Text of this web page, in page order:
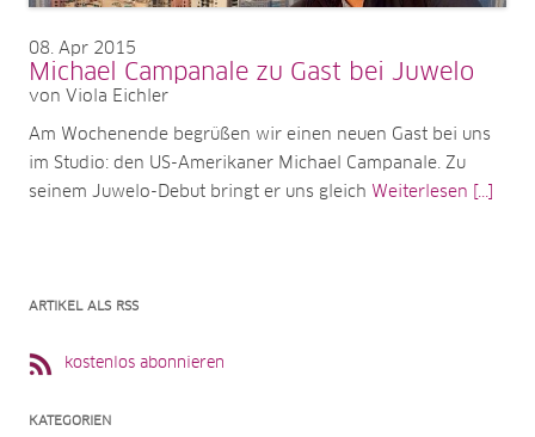
08 Apr 2015
Michael Campanale zu Gast bei Juwelo
von Viola Eichler
Am Wochenende begrüßen wir einen neuen Gast bei uns
im Studio: den US-Amerikaner Michael Campanale. Zu
seinem Juwelo-Debut bringt er uns gleich Weiterlesen [...]
ARTIKEL ALS RSS
kostenlos abonnieren
KATEGORIEN